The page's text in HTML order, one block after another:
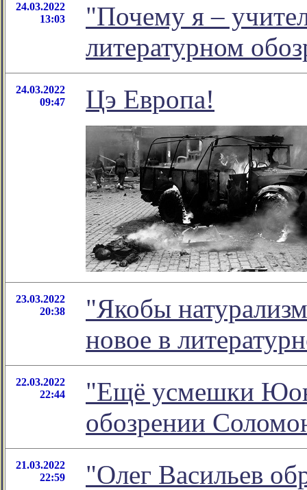
24.03.2022
13:03
"Почему я –
литературном
24.03.2022
09:47
Цэ Европа!
23.03.2022
20:38
"Якобы
новое в
22.03.2022
22:44
"Ещё усмешки
обозрении
21.03.2022
22:59
"Олег Васильев